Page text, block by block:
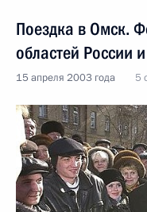
Поездка в Омск.
областей России
15 апреля 2003 года 5